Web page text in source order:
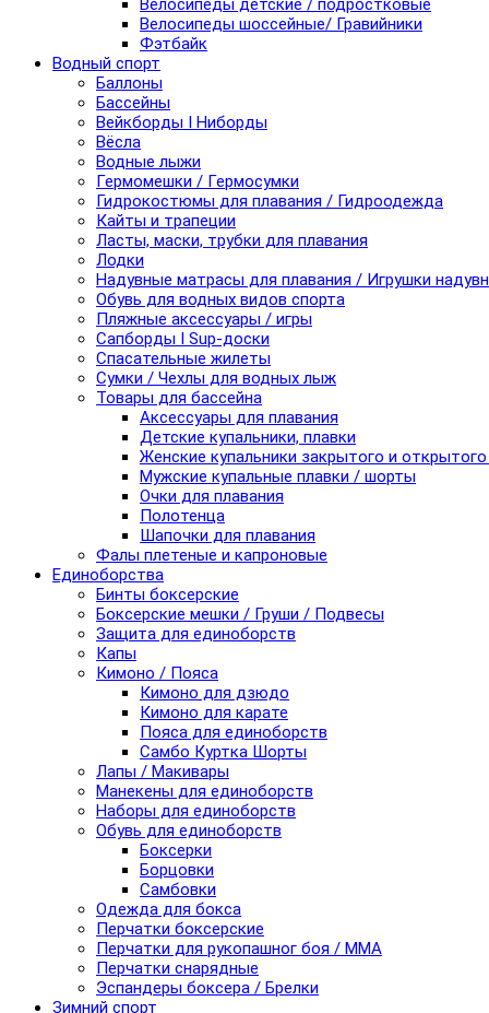
Велосипеды детские / подростковые
Велосипеды шоссейные/ Гравийники
Фэтбайк
Водный спорт
Баллоны
Бассейны
Вейкборды I Ниборды
Вёсла
Водные лыжи
Гермомешки / Гермосумки
Гидрокостюмы для плавания / Гидроодежда
Кайты и трапеции
Ласты, маски, трубки для плавания
Лодки
Надувные матрасы для плавания / Игрушки
Обувь для водных видов спорта
Пляжные аксессуары / игры
Сапборды I Sup-доски
Спасательные жилеты
Сумки / Чехлы для водных лыж
Товары для бассейна
Аксессуары для плавания
Детские купальники, плавки
Женские купальники закрытого и
Мужские купальные плавки / шорты
Очки для плавания
Полотенца
Шапочки для плавания
Фалы плетеные и капроновые
Единоборства
Бинты боксерские
Боксерские мешки / Груши / Подвесы
Защита для единоборств
Капы
Кимоно / Пояса
Кимоно для дзюдо
Кимоно для карате
Пояса для единоборств
Самбо Куртка Шорты
Лапы / Макивары
Манекены для единоборств
Наборы для единоборств
Обувь для единоборств
Боксерки
Борцовки
Самбовки
Одежда для бокса
Перчатки боксерские
Перчатки для рукопашног боя / ММА
Перчатки снарядные
Эспандеры боксера / Брелки
Зимний спорт